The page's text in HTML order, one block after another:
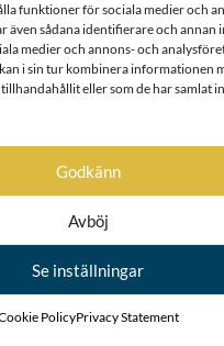
funktioner för sociala medier och
även sådana identifierare och annan
medier och annons- och
i sin tur kombinera informationen
eller som de har samlat
Godkänn
Avböj
Se inställningar
PolicyPrivacy Statement